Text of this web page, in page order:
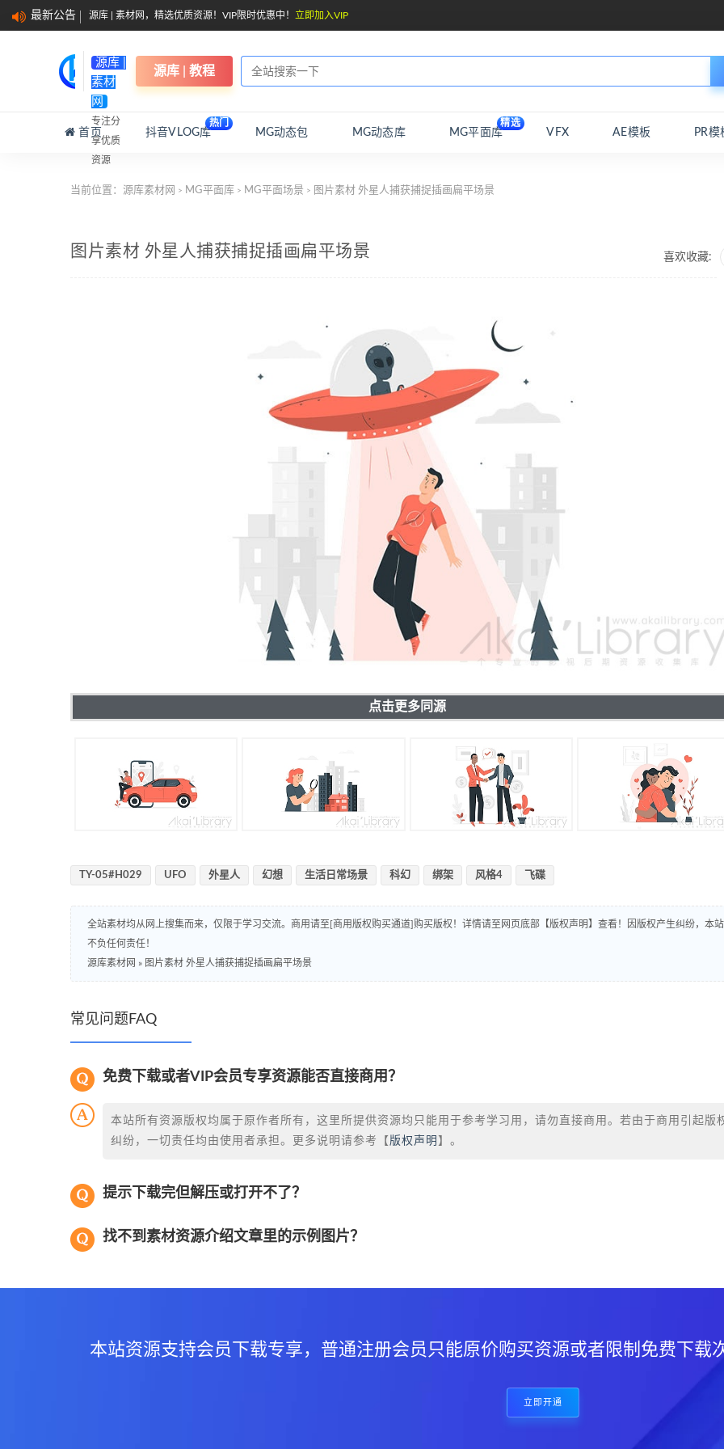
最新公告 源库 | 素材网，精选优质资源！VIP限时优惠中！ 立即加入VIP
源库 |
素材
网
专注分
享优质
资源
源库 | 教程
首页 抖音VLOG库
热门
MG动态包 MG动态库 MG平面库
精选
VFX AE模板 PR模
当前位置： 源库素材网 > MG平面库 > MG平面场景 > 图片素材 外星人捕获捕捉插画扁平场景
喜欢收藏:
图片素材 外星人捕获捕捉插画扁平场景
点击更多同源
TY-05#H029 UFO 外星人 幻想 生活日常场景 科幻 绑架 风格4 飞碟
全站素材均从网上搜集而来，仅限于学习交流。商用请至[商用版权购买通道]购买版权！详情请至网页底部【版权声明】查看！因版权产生纠纷，本站
不负任何责任！
源库素材网 » 图片素材 外星人捕获捕捉插画扁平场景
常见问题FAQ
免费下载或者VIP会员专享资源能否直接商用？
本站所有资源版权均属于原作者所有，这里所提供资源均只能用于参考学习用，请勿直接商用。若由于商用引起版
纠纷，一切责任均由使用者承担。更多说明请参考【 版权声明 】。
提示下载完但解压或打开不了？
找不到素材资源介绍文章里的示例图片？
本站资源支持会员下载专享，普通注册会员只能原价购买资源或者限制免费下载
立即开通